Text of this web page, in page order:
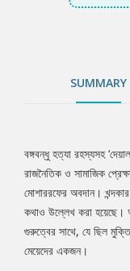
SUMMARY
Tab
Article
বঙ্গবন্ধু হত্যা রহস্যসহ
রাজনৈতিক ও সামাজিক
মোশাররফের অবদান।
কথাও উল্লেখ করা হয়েছে।
গুরুত্বের সাথে, যে ছিল
মেয়েদের একজন।